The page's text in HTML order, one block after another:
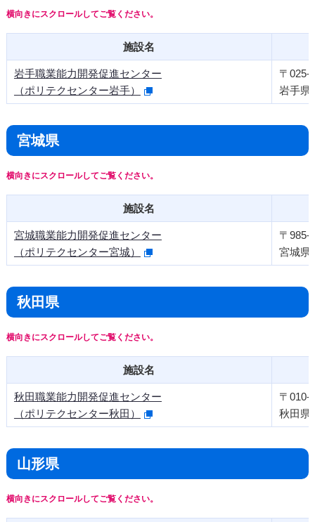
施設名
岩手職業能力開発促進センター
（ポリテクセンター岩手）
〒025-
岩手県
宮城県
施設名
宮城職業能力開発促進センター
（ポリテクセンター宮城）
〒985-
宮城県
秋田県
施設名
秋田職業能力開発促進センター
（ポリテクセンター秋田）
〒010-
秋田県
山形県